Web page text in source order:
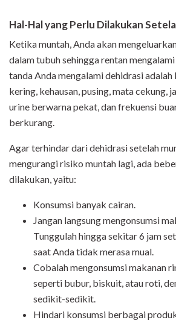
Hal-Hal yang Perlu Dilakukan
Ketika muntah, Anda akan
dalam tubuh sehingga rentan mengalami
tanda Anda mengalami dehidrasi
kering, kehausan, pusing, mata cekung,
urine berwarna pekat, dan frekuensi
berkurang.
Agar terhindar dari dehidrasi setelah
mengurangi risiko muntah lagi, ada
dilakukan, yaitu:
Konsumsi banyak cairan.
Jangan langsung mengonsumsi
Tunggulah hingga sekitar 6 jam
saat Anda tidak merasa mual.
Cobalah mengonsumsi makanan
seperti bubur, biskuit, atau roti,
sedikit-sedikit.
Hindari konsumsi berbagai